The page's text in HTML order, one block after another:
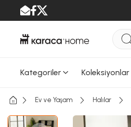
Kategoriler Koleksiyonlar
Ev ve Yaşam Halılar